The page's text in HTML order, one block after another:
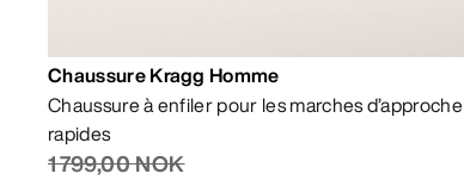
Chaussure Kragg Homme
Chaussure à enfiler pour les marches d’approche
rapides
1 799,00 NOK